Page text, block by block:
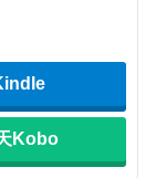
Kobo